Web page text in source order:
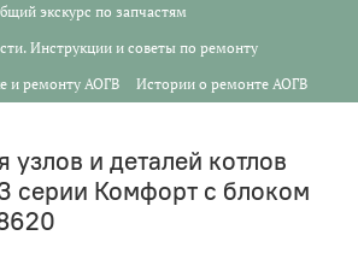
экскурс по запчастям
Инструкции и советы по ремонту
и ремонту АОГВ
Истории о ремонте АОГВ
и деталей котлов
Комфорт с блоком